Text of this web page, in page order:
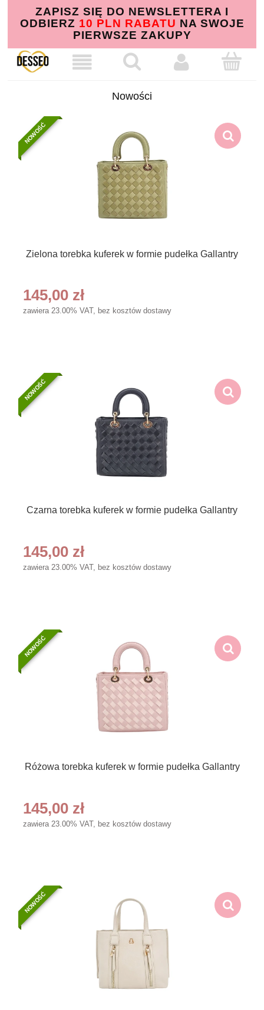
ZAPISZ SIĘ DO NEWSLETTERA I
ODBIERZ 10 PLN RABATU NA SWOJE
PIERWSZE ZAKUPY
Nowości
Zielona torebka kuferek w formie pudełka Gallantry
145,00 zł
zawiera 23.00% VAT, bez kosztów dostawy
NOWOŚĆ
Czarna torebka kuferek w formie pudełka Gallantry
145,00 zł
zawiera 23.00% VAT, bez kosztów dostawy
NOWOŚĆ
Różowa torebka kuferek w formie pudełka Gallantry
145,00 zł
zawiera 23.00% VAT, bez kosztów dostawy
NOWOŚĆ
NOWOŚĆ